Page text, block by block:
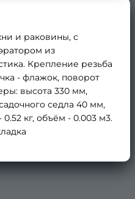
и раковины, с
из
Крепление резьба
- флажок, поворот
высота 330 мм,
седла 40 мм,
кг, объём - 0.003 м3.